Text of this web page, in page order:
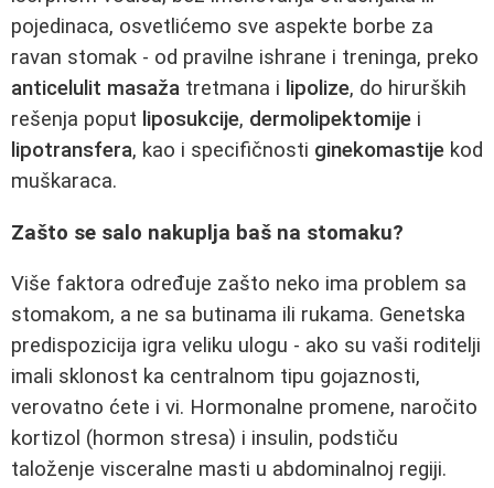
pojedinaca, osvetlićemo sve aspekte borbe za
ravan stomak - od pravilne ishrane i treninga, preko
anticelulit masaža tretmana i lipolize, do hirurških
rešenja poput liposukcije, dermolipektomije i
lipotransfera, kao i specifičnosti ginekomastije kod
muškaraca.
Zašto se salo nakuplja baš na stomaku?
Više faktora određuje zašto neko ima problem sa
stomakom, a ne sa butinama ili rukama. Genetska
predispozicija igra veliku ulogu - ako su vaši roditelji
imali sklonost ka centralnom tipu gojaznosti,
verovatno ćete i vi. Hormonalne promene, naročito
kortizol (hormon stresa) i insulin, podstiču
taloženje visceralne masti u abdominalnoj regiji.